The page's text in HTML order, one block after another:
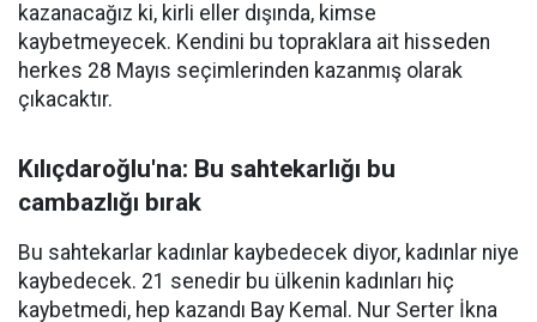
kazanacağız ki, kirli eller dışında, kimse
kaybetmeyecek. Kendini bu topraklara ait hisseden
herkes 28 Mayıs seçimlerinden kazanmış olarak
çıkacaktır.
Kılıçdaroğlu'na: Bu sahtekarlığı bu
cambazlığı bırak
Bu sahtekarlar kadınlar kaybedecek diyor, kadınlar niye
kaybedecek. 21 senedir bu ülkenin kadınları hiç
kaybetmedi, hep kazandı Bay Kemal. Nur Serter İkna